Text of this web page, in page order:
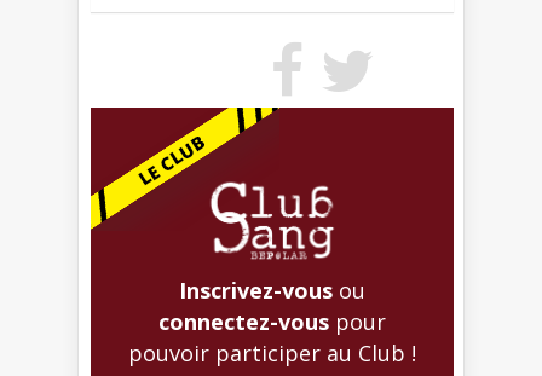
Inscrivez-vous ou
connectez-vous pour
pouvoir participer au Club !